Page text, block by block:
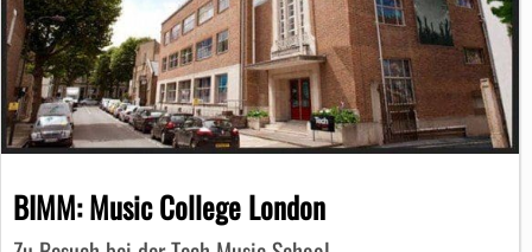
BIMM: Music College London